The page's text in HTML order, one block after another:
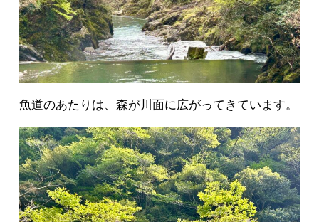
魚道のあたりは、森が川面に広がってきています。